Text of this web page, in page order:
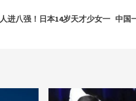
进八强！日本14岁天才少女一 中国